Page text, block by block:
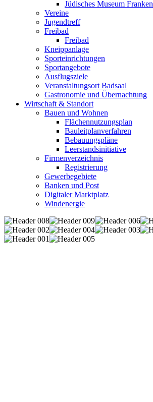
Jüdisches Museum Franken
Vereine
Jugendtreff
Freibad
Freibad
Kneippanlage
Sporteinrichtungen
Sportangebote
Ausflugsziele
Veranstaltungsort Badsaal
Gastronomie und Übernachtung
Wirtschaft & Standort
Bauen und Wohnen
Flächennutzungsplan
Bauleitplanverfahren
Bebauungspläne
Leerstandsinitiative
Firmenverzeichnis
Registrierung
Gewerbegebiete
Banken und Post
Digitaler Marktplatz
Windenergie